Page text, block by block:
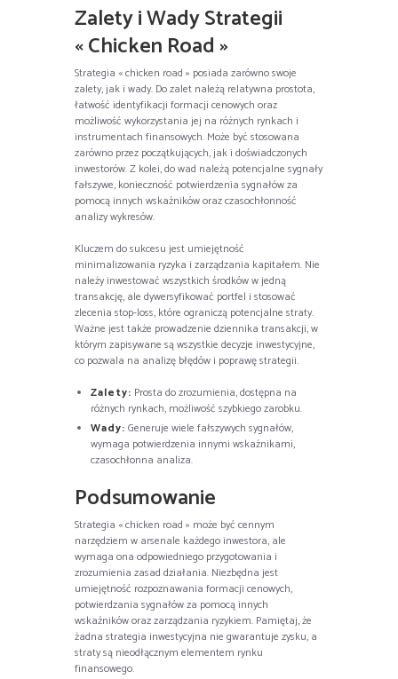
Zalety i Wady Strategii
« Chicken Road »
Strategia « chicken road » posiada zarówno swoje
zalety, jak i wady. Do zalet należą relatywna prostota,
łatwość identyfikacji formacji cenowych oraz
możliwość wykorzystania jej na różnych rynkach i
instrumentach finansowych. Może być stosowana
zarówno przez początkujących, jak i doświadczonych
inwestorów. Z kolei, do wad należą potencjalne sygnały
fałszywe, konieczność potwierdzenia sygnałów za
pomocą innych wskaźników oraz czasochłonność
analizy wykresów.
Kluczem do sukcesu jest umiejętność
minimalizowania ryzyka i zarządzania kapitałem. Nie
należy inwestować wszystkich środków w jedną
transakcję, ale dywersyfikować portfel i stosować
zlecenia stop-loss, które ograniczą potencjalne straty.
Ważne jest także prowadzenie dziennika transakcji, w
którym zapisywane są wszystkie decyzje inwestycyjne,
co pozwala na analizę błędów i poprawę strategii.
Zalety: Prosta do zrozumienia, dostępna na
różnych rynkach, możliwość szybkiego zarobku.
Wady: Generuje wiele fałszywych sygnałów,
wymaga potwierdzenia innymi wskaźnikami,
czasochłonna analiza.
Podsumowanie
Strategia « chicken road » może być cennym
narzędziem w arsenale każdego inwestora, ale
wymaga ona odpowiedniego przygotowania i
zrozumienia zasad działania. Niezbędna jest
umiejętność rozpoznawania formacji cenowych,
potwierdzania sygnałów za pomocą innych
wskaźników oraz zarządzania ryzykiem. Pamiętaj, że
żadna strategia inwestycyjna nie gwarantuje zysku, a
straty są nieodłącznym elementem rynku
finansowego.